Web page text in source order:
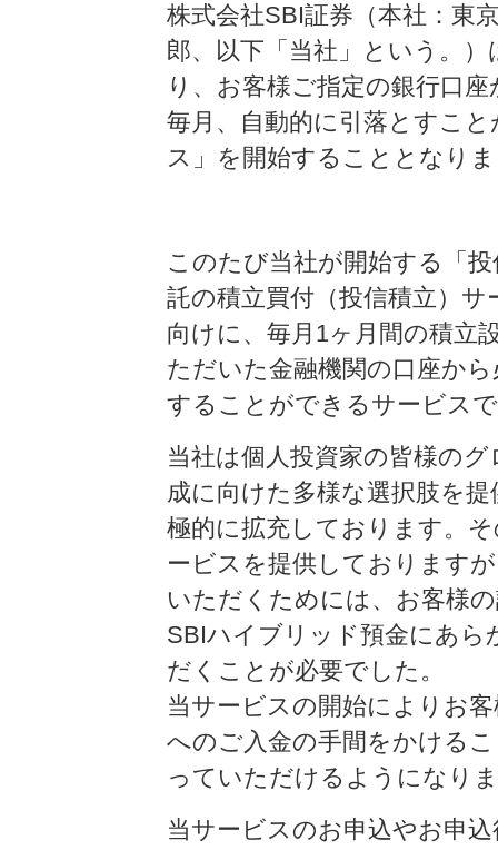
株式会社SBI証券（本社：東
郎、以下「当社」という。
り、お客様ご指定の銀行口
毎月、自動的に引落とすこ
ス」を開始することとなり
このたび当社が開始する「
託の積立買付（投信積立）
向けに、毎月1ヶ月間の積立
ただいた金融機関の口座か
することができるサービス
当社は個人投資家の皆様の
成に向けた多様な選択肢を
極的に拡充しております。
ービスを提供しております
いただくためには、お客様
SBIハイブリッド預金にあら
だくことが必要でした。
当サービスの開始によりお
へのご入金の手間をかける
っていただけるようになり
当サービスのお申込やお申